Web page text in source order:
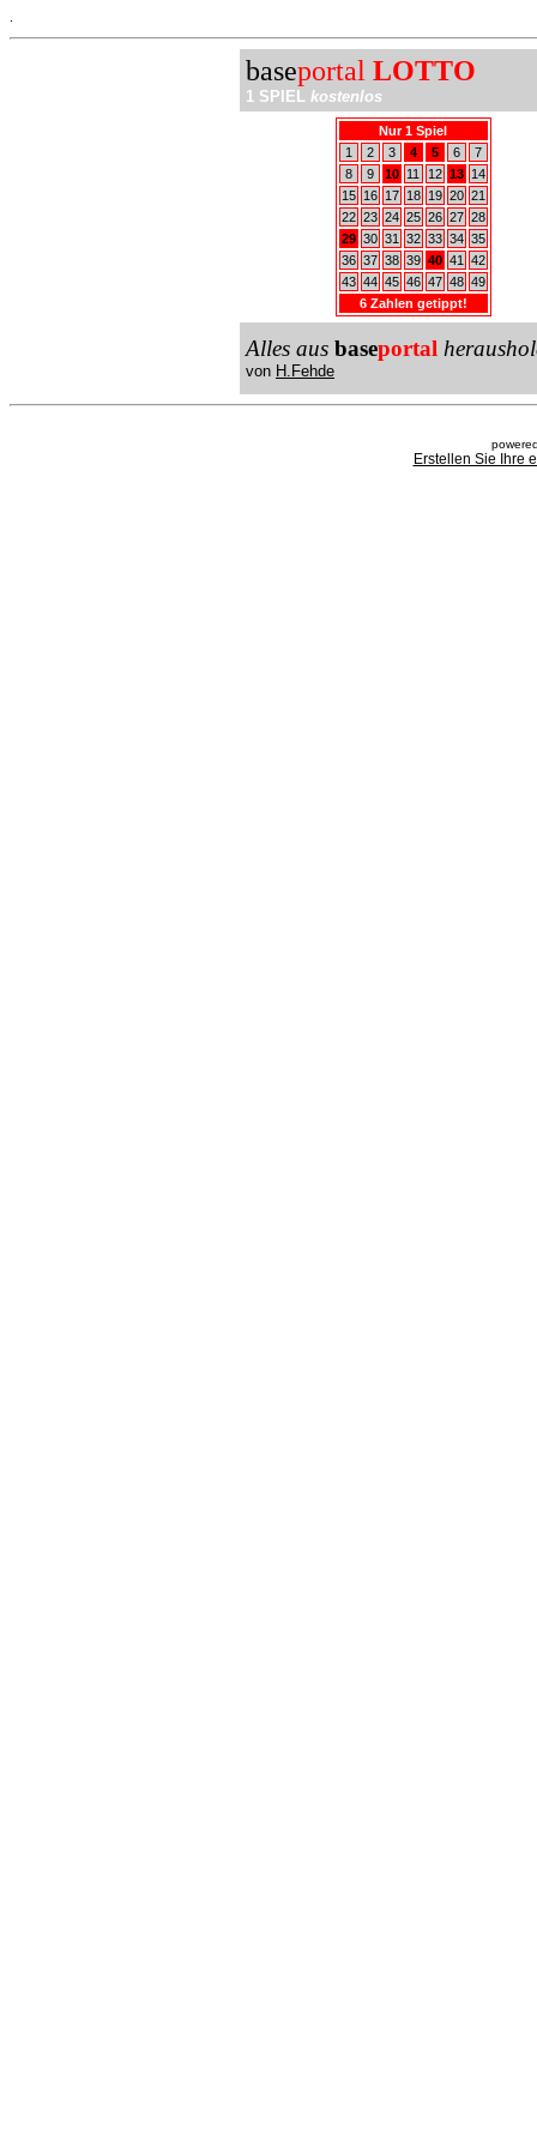
baseportal LOTTO
1 SPIEL kostenlos
Nur 1 Spiel
1
2 3 4 5 6
7
8
9 10 11 12 13
14
15
16 17 18 19 20 21
22 23 24 25 26 27 28
29 30 31 32 33 34 35
36 37 38 39 40 41
42
43 44 45 46 47 48 49
6 Zahlen getippt!
Alles aus baseportal
von H.Fehde
Erstellen Sie Ihre